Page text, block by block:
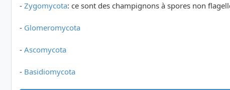
- Zygomycota: ce sont des champignons à spores non
- Glomeromycota
- Ascomycota
- Basidiomycota